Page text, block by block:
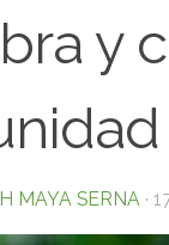
y
MAYA SERNA ·